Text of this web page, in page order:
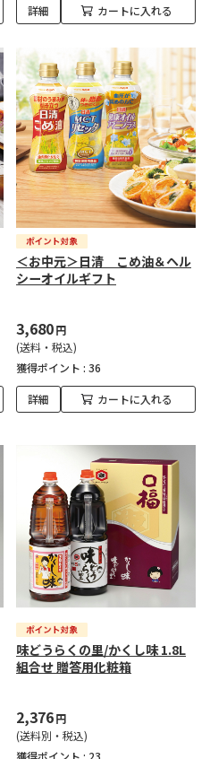
詳細 カートに入れる
＜お中元＞日清 こめ油＆ヘル
シーオイルギフト
3,680円
(送料・税込)
獲得ポイント : 36
詳細 カートに入れる
味どうらくの里/かくし味 1.8L
組合せ 贈答用化粧箱
2,376円
(送料別・税込)
獲得ポイント : 23